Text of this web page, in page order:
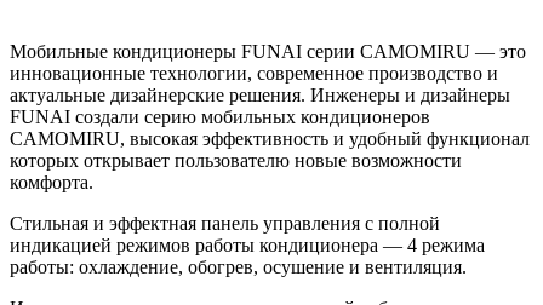
Мобильные кондиционеры FUNAI серии CAMOMIRU — это
инновационные технологии, современное производство и
актуальные дизайнерские решения. Инженеры и дизайнеры
FUNAI создали серию мобильных кондиционеров
CAMOMIRU, высокая эффективность и удобный функционал
которых открывает пользователю новые возможности
комфорта.
Стильная и эффектная панель управления с полной
индикацией режимов работы кондиционера — 4 режима
работы: охлаждение, обогрев, осушение и вентиляция.